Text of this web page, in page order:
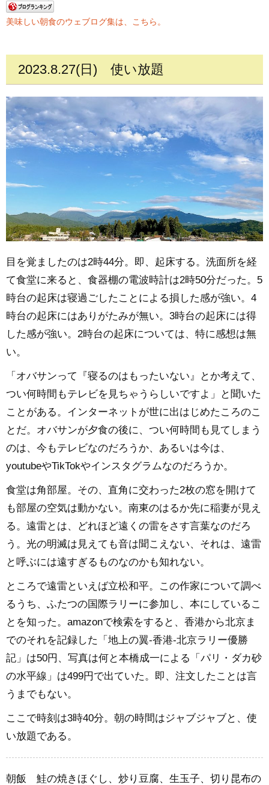
美味しい朝食のウェブログ集は、こちら。
2023.8.27(日) 使い放題
目を覚ましたのは2時44分。即、起床する。洗面所を経
て食堂に来ると、食器棚の電波時計は2時50分だった。5
時台の起床は寝過ごしたことによる損した感が強い。4
時台の起床にはありがたみが無い。3時台の起床には得
した感が強い。2時台の起床については、特に感想は無
い。
「オバサンって『寝るのはもったいない』とか考えて、
つい何時間もテレビを見ちゃうらしいですよ」と聞いた
ことがある。インターネットが世に出はじめたころのこ
とだ。オバサンが夕食の後に、つい何時間も見てしまう
のは、今もテレビなのだろうか、あるいは今は、
youtubeやTikTokやインスタグラムなのだろうか。
食堂は角部屋。その、直角に交わった2枚の窓を開けて
も部屋の空気は動かない。南東のはるか先に稲妻が見え
る。遠雷とは、どれほど遠くの雷をさす言葉なのだろ
う。光の明滅は見えても音は聞こえない、それは、遠雷
と呼ぶには遠すぎるものなのかも知れない。
ところで遠雷といえば立松和平。この作家について調べ
るうち、ふたつの国際ラリーに参加し、本にしているこ
とを知った。amazonで検索をすると、香港から北京ま
でのそれを記録した「地上の翼-香港-北京ラリー優勝
記」は50円、写真は何と本橋成一による「パリ・ダカ砂
の水平線」は499円で出ていた。即、注文したことは言
うまでもない。
ここで時刻は3時40分。朝の時間はジャブジャブと、使
い放題である。
朝飯 鮭の焼きほぐし、炒り豆腐、生玉子、切り昆布の